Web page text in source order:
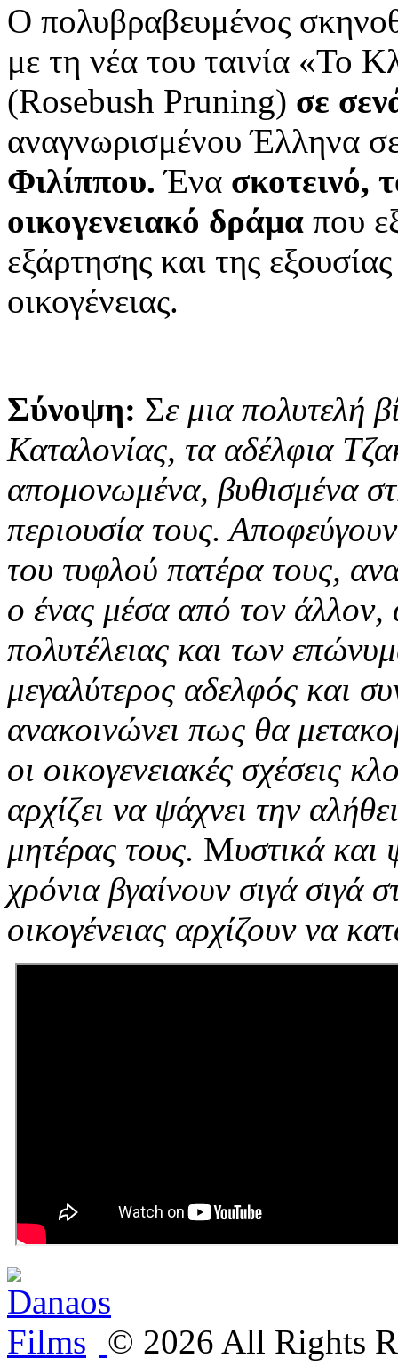
Ο πολυβραβευμένος
με τη νέα του ταινία «Το
(Rosebush Pruning) σε
αναγνωρισμένου Έλληνα
Φιλίππου.Ένα σκοτεινό,
οικογενειακό δράμα που
εξάρτησης και της
οικογένειας.
Σύνοψη: Σε μια πολυτελή
Καταλονίας, τα αδέλφια
απομονωμένα, βυθισμένα
περιουσία τους. Αποφεύγουν
του τυφλού πατέρα τους,
ο ένας μέσα από τον
πολυτέλειας και των
μεγαλύτερος αδελφός και
ανακοινώνει πως θα
οι οικογενειακές σχέσεις
αρχίζει να ψάχνει την
μητέρας τους. Μυστικά και
χρόνια βγαίνουν σιγά σιγά
οικογένειας αρχίζουν να
© 2026 All Rights